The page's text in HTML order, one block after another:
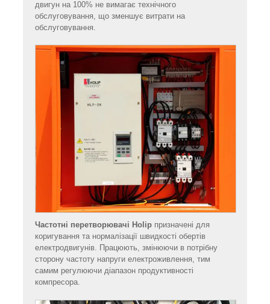
двигун на 100% не вимагає технічного
обслуговування, що зменшує витрати на
обслуговування.
Частотні перетворювачі Holip призначені для
коригування та нормалізації швидкості обертів
електродвигунів. Працюють, змінюючи в потрібну
сторону частоту напруги електроживлення, тим
самим регулюючи діапазон продуктивності
компресора.